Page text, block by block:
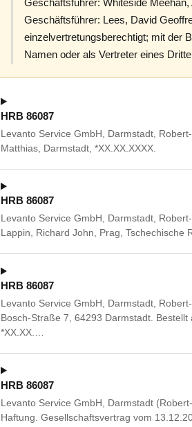
Geschäftsführer: Whiteside
Geschäftsführer: Lees, David
einzelvertretungsberechtigt; mit der
Namen oder als Vertreter eines
HRB 86087
Levanto Service GmbH, Darmstadt,
Matthias, Darmstadt, *XX.XX.XXXX.
HRB 86087
Levanto Service GmbH, Darmstadt,
Lappin, Richard John, Prag, Tschechische
HRB 86087
Levanto Service GmbH, Darmstadt,
Bosch-Straße 7, 64293 Darmstadt.
*XX.XX.…
HRB 86087
Levanto Service GmbH, Darmstadt
Haftung. Gesellschaftsvertrag vom